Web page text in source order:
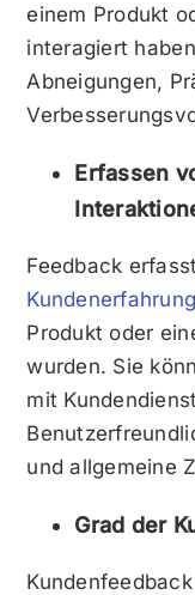
einem Produkt
interagiert
Abneigungen,
Erfassen
Feedback
Produkt oder
wurden. Sie
mit
und allgemeine
Grad der